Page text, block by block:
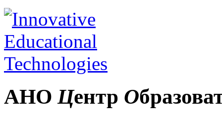
АНО Центр О